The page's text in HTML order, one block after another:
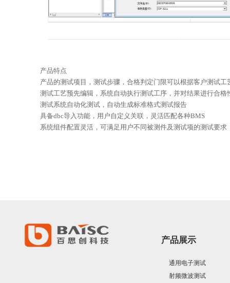
产品特点
产品的测试项目，测试步骤，合格判定门限可以根据客户测试工
测试工艺预先编辑，系统自动执行测试工序，并对结果进行合格
测试系统自动化测试，自动生成标准格式测试报告
具备dbc导入功能，用户自定义关联，灵活匹配各种BMS
系统组件配置灵活，可满足用户不同被测件及测试项的测试要求
产品展示
通用电子测试
射频微波测试